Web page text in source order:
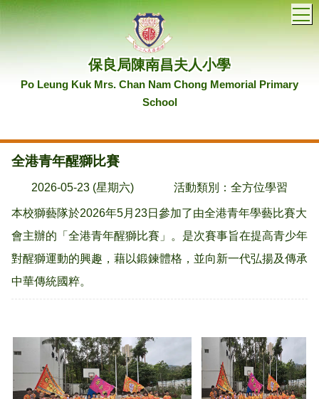
保良局陳南昌夫人小學
Po Leung Kuk Mrs. Chan Nam Chong Memorial Primary
School
全港青年醒獅比賽
2026-05-23 (星期六) 活動類別：全方位學習
本校獅藝隊於2026年5月23日參加了由全港青年學藝比賽大
會主辦的「全港青年醒獅比賽」。是次賽事旨在提高青少年
對醒獅運動的興趣，藉以鍛鍊體格，並向新一代弘揚及傳承
中華傳統國粹。